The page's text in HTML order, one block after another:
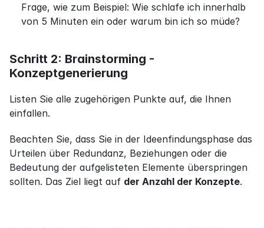
Frage, wie zum Beispiel: Wie schlafe ich innerhalb
von 5 Minuten ein oder warum bin ich so müde?
Schritt 2: Brainstorming -
Konzeptgenerierung
Listen Sie alle zugehörigen Punkte auf, die Ihnen
einfallen.
Beachten Sie, dass Sie in der Ideenfindungsphase das
Urteilen über Redundanz, Beziehungen oder die
Bedeutung der aufgelisteten Elemente überspringen
sollten. Das Ziel liegt auf der Anzahl der Konzepte.